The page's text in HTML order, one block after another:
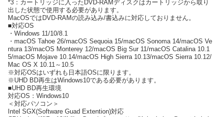
*3：カートリッジに入ったDVD-RAMディスクはカートリッジから取り
出した状態で使用する必要があります。
MacOSではDVD-RAMの読み込み/書込みに対応しておりません。
■対応OS
・Windows 11/10/8.1
・macOS Tahoe 26/macOS Sequoia 15/macOS Sonoma 14/macOS Ve
ntura 13/macOS Monterey 12/macOS Big Sur 11/macOS Catalina 10.1
5/macOS Mojave 10.14/macOS High Sierra 10.13/macOS Sierra 10.12/
Mac OS X 10.11～10.5
※対応OSはいずれも日本語OSに限ります。
※UHD BD再生はWindows10である必要があります。
■UHD BD再生環境
対応OS：Windows10
＜対応パソコン＞
Intel SGX(Software Guad Extention)対応